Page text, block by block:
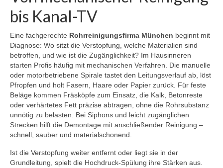
bis Kanal-TV
Eine fachgerechte Rohrreinigungsfirma München beginnt mit
Diagnose: Wo sitzt die Verstopfung, welche Materialien sind
betroffen, und wie ist die Zugänglichkeit? Im Hausinneren
starten Profis häufig mit mechanischen Verfahren. Die manuelle
oder motorbetriebene Spirale tastet den Leitungsverlauf ab, löst
Pfropfen und holt Fasern, Haare oder Papier zurück. Für feste
Beläge kommen Fräsköpfe zum Einsatz, die Kalk, Betonreste
oder verhärtetes Fett präzise abtragen, ohne die Rohrsubstanz
unnötig zu belasten. Bei Siphons und leicht zugänglichen
Strecken hilft die Demontage mit anschließender Reinigung –
schnell, sauber und materialschonend.
Ist die Verstopfung weiter entfernt oder liegt sie in der
Grundleitung, spielt die Hochdruck-Spülung ihre Stärken aus.